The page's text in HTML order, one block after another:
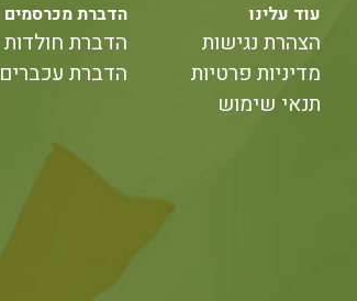
עוד עלינו
הצהרת נגישות
מדיניות פרטיות
תנאי שימוש
הדברת מכרסמים
הדברת חולדות
הדברת עכברים